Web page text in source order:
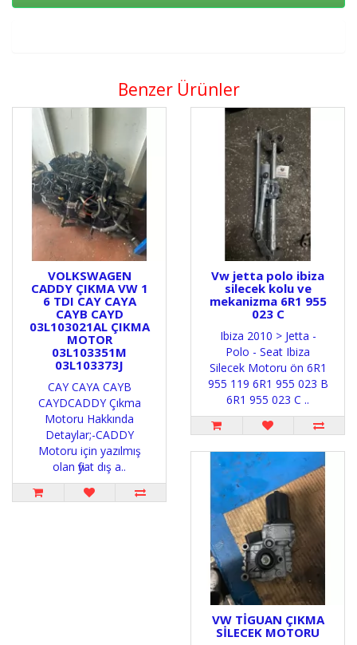
Benzer Ürünler
VOLKSWAGEN
CADDY ÇIKMA VW 1
6 TDI CAY CAYA
CAYB CAYD
03L103021AL ÇIKMA
MOTOR
03L103351M
03L103373J
CAY CAYA CAYB
CAYD CADDY Çıkma
Motoru Hakkında
Detaylar;-CADDY
Motoru için yazılmış
olan fiyat dış a..
Vw jetta polo ibiza
silecek kolu ve
mekanizma 6R1 955
023 C
Ibiza 2010 > Jetta -
Polo - Seat Ibiza
Silecek Motoru ön 6R1
955 119 6R1 955 023 B
6R1 955 023 C ..
VW TİGUAN ÇIKMA
SİLECEK MOTORU